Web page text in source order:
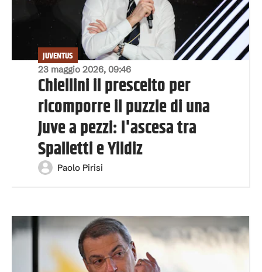
23 maggio 2026, 09:46
JUVENTUS
Chiellini il prescelto per
ricomporre il puzzle di una
Juve a pezzi: l'ascesa tra
Spalletti e Yildiz
Paolo Pirisi